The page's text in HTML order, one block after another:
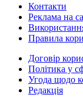
Контакти
Реклама на
Правила
Договір
Політика у
Угода щодо
Редакція